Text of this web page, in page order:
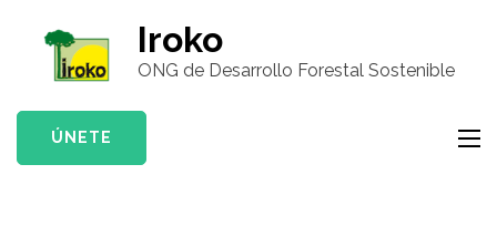
contenido
(presiona
tecla
Iroko
ONG de Desarrollo Forestal Sostenible
ÚNETE